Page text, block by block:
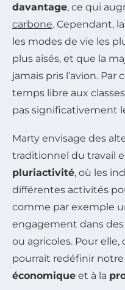
davantage, ce qui
carbone. Cependant,
les modes de vie les
plus aisés, et que la
jamais pris l’avion.
temps libre aux
pas significativement
Marty envisage des
traditionnel du travail
pluriactivité, où les
différentes activités
comme par exemple
engagement dans
ou agricoles. Pour
pourrait redéfinir notre
économique et à la